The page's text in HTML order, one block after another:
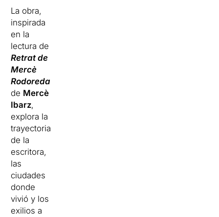
La obra,
inspirada
en la
lectura de
Retrat de
Mercè
Rodoreda
de Mercè
Ibarz,
explora la
trayectoria
de la
escritora,
las
ciudades
donde
vivió y los
exilios a